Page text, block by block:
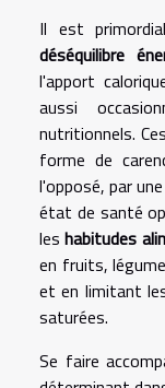
Il est
déséquilibre
l'apport
aussi
nutritionnels.
forme de
l'opposé, par
état de santé
leshabitudes
en fruits,
et en limitant
saturées.
Se faire